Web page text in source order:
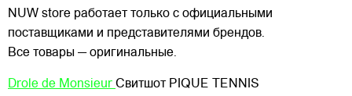
NUW store работает только с официальными
поставщиками и представителями брендов.
Все товары — оригинальные.
Drole de Monsieur Свитшот PIQUE TENNIS